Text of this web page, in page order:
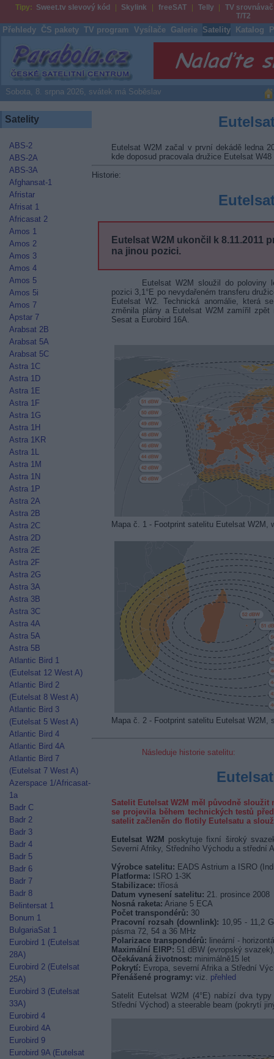
Tipy: Sweet.tv slevový kód Skylink freeSAT Telly
TV srovnávač
T/T2
Přehledy ČS pakety TV program Vysílače Galerie Satelity Katalog
Parabola.cz
Sobota, 8. srpna 2026, svátek má Soběslav
Satelity
ABS-2
ABS-2A
ABS-3A
Afghansat-1
Afristar
Afrisat 1
Africasat 2
Amos 1
Amos 2
Amos 3
Amos 4
Amos 5
Amos 5i
Amos 7
Apstar 7
Arabsat 2B
Arabsat 5A
Arabsat 5C
Astra 1C
Astra 1D
Astra 1E
Astra 1F
Astra 1G
Astra 1H
Astra 1KR
Astra 1L
Astra 1M
Astra 1N
Astra 1P
Astra 2A
Astra 2B
Astra 2C
Astra 2D
Astra 2E
Astra 2F
Astra 2G
Astra 3A
Astra 3B
Astra 3C
Astra 4A
Astra 5A
Astra 5B
Atlantic Bird 1
(Eutelsat 12 West A)
Atlantic Bird 2
(Eutelsat 8 West A)
Atlantic Bird 3
(Eutelsat 5 West A)
Atlantic Bird 4
Atlantic Bird 4A
Atlantic Bird 7
(Eutelsat 7 West A)
Azerspace 1/Africasat-
1a
Badr C
Badr 2
Badr 3
Badr 4
Badr 5
Badr 6
Badr 7
Badr 8
Belintersat 1
Bonum 1
BulgariaSat 1
Eurobird 1 (Eutelsat
28A)
Eurobird 2 (Eutelsat
25A)
Eurobird 3 (Eutelsat
33A)
Eurobird 4
Eurobird 4A
Eurobird 9
Eurobird 9A (Eutelsat
Eutelsat W2M začal v první dekádě ledna
kde doposud pracovala družice Eutelsat
Historie:
Eutelsat W2M ukončil k 8.11.2011
na jinou pozici.
Eutelsat W2M sloužil do poloviny
pozici 3,1°E po nevydařeném transferu
Eutelsat W2. Technická anomálie, která
změnila plány a Eutelsat W2M zamířil
Sesat a Eurobird 16A.
Mapa č. 1 - Footprint satelitu Eutelsat W2M,
Mapa č. 2 - Footprint satelitu Eutelsat W2M,
Následuje historie satelitu:
Satelit Eutelsat W2M měl původně
se projevila během technických testů
satelit začleněn do flotily Eutelsatu a
Eutelsat W2M
poskytuje fixní široký
Severní Afriky, Středního Východu a střední
Výrobce satelitu: EADS Astrium a ISRO
Platforma: ISRO 1-3K
Stabilizace: tříosá
Datum vynesení satelitu: 21. prosince 2008
Nosná raketa: Ariane 5 ECA
Počet transpondérů: 30
Pracovní rozsah (downlink): 10,95 - 11,2
pásma 72, 54 a 36 MHz
Polarizace transpondérů: lineární -
Maximální EIRP: 51 dBW (evropský
Očekávaná životnost: minimálně15 let
Pokrytí: Evropa, severní Afrika a Střední
Přenášené programy: viz. přehled
Satelit Eutelsat W2M (4°E) nabízí dva
Střední Východ) a steerable beam (pokrytí